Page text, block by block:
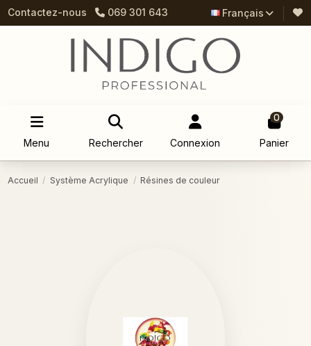
Contactez-nous 069 301 643 Français
Menu Rechercher Connexion
0
Panier
Accueil Système Acrylique Résines de couleur